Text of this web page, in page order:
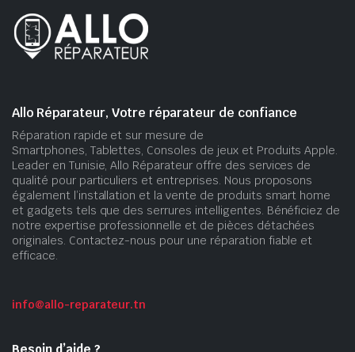
Allo Réparateur, Votre réparateur de confiance
Réparation rapide et sur mesure de
Smartphones, Tablettes, Consoles de jeux et Produits Apple.
Leader en Tunisie, Allo Réparateur offre des services de
qualité pour particuliers et entreprises. Nous proposons
également l’installation et la vente de produits smart home
et gadgets tels que des serrures intelligentes. Bénéficiez de
notre expertise professionnelle et de pièces détachées
originales. Contactez-nous pour une réparation fiable et
efficace.
info@allo-reparateur.tn